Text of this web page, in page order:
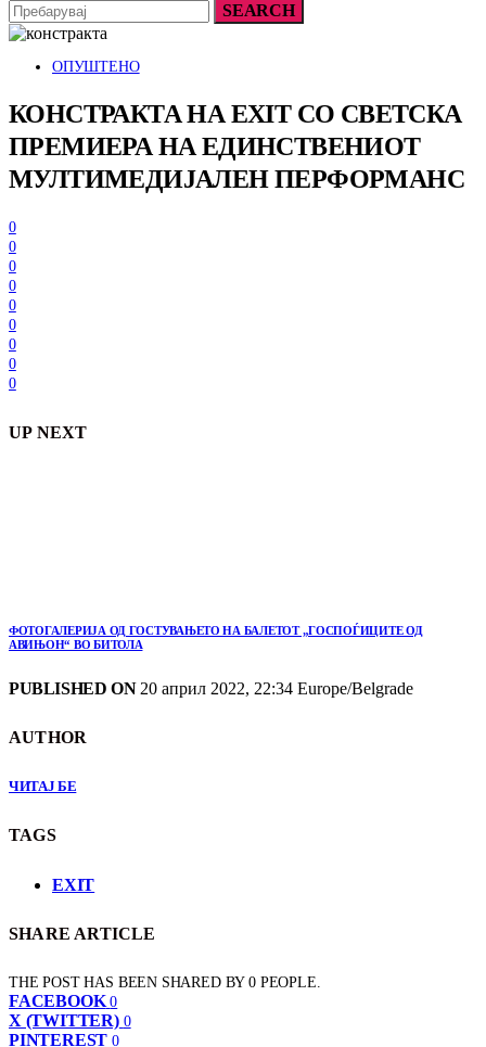
SEARCH
ОПУШТЕНО
КОНСТРАКТА НА EXIT СО СВЕТСКА
ПРЕМИЕРА НА ЕДИНСТВЕНИОТ
МУЛТИМЕДИЈАЛЕН ПЕРФОРМАНС
0
0
0
0
0
0
0
0
0
UP NEXT
ФОТОГАЛЕРИЈА ОД ГОСТУВАЊЕТО НА БАЛЕТОТ „ГОСПОЃИЦИТЕ ОД
АВИЊОН“ ВО БИТОЛА
PUBLISHED ON20 април 2022, 22:34 Europe/Belgrade
AUTHOR
ЧИТАЈ БЕ
TAGS
EXIT
SHARE ARTICLE
THE POST HAS BEEN SHARED BY0 PEOPLE.
FACEBOOK 0
X (TWITTER) 0
PINTEREST 0